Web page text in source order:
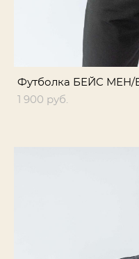
Футболка БЕЙС МЕН/
1 900 pуб.